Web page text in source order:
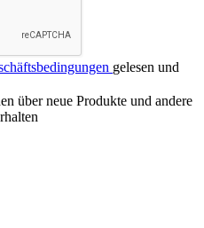
gelesen und
über neue Produkte und andere